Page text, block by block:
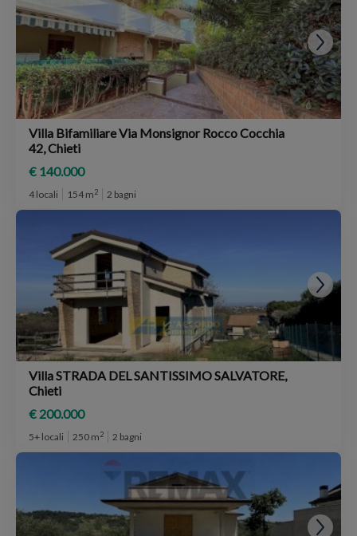
Villa Bifamiliare Via Monsignor Rocco Cocchia
42, Chieti
€ 140.000
4 locali 154 m2 2 bagni
Villa STRADA DEL SANTISSIMO SALVATORE,
Chieti
€ 200.000
5+ locali 250 m2 2 bagni